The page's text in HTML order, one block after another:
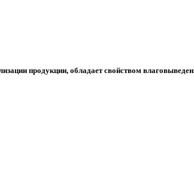
продукции, обладает свойством